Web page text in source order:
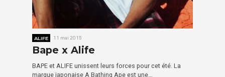
ALIFE 11 mai 2015
Bape x Alife
BAPE et ALIFE unissent leurs forces pour cet été. La
marque japonaise A Bathing Ape est une…